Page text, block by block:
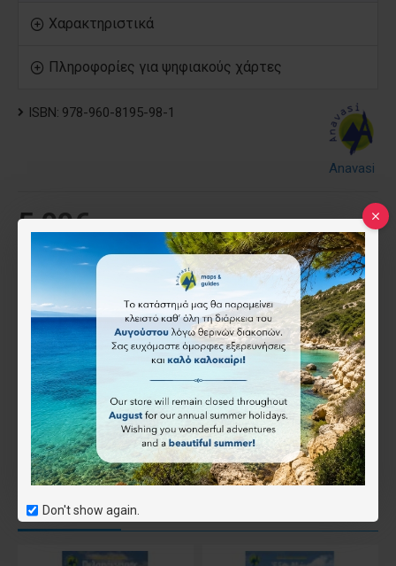
Don't show again.
Χαρακτηριστικά
Πληροφορίες για ψηφιακούς χάρτες
ISBN: 978-960-8195-98-1
Anavasi
5.00€
Τύπος
Ψηφιακός (όχι για το app) (-4.50€)
Επιθυμητό
Συνδύασέ το Αγοράστηκε μαζί